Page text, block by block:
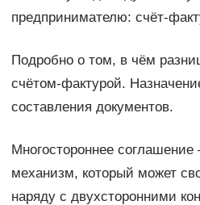
предпринимателю: счёт-
Подробно о том, в чём
счётом-фактурой.
составления документов.
Многостороннее
механизм, который может
наряду с двухсторонними